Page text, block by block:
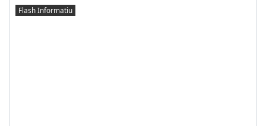
Flash Informatiu